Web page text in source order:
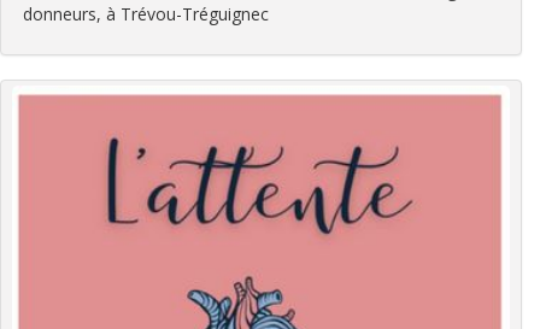
donneurs, à Trévou-Tréguignec